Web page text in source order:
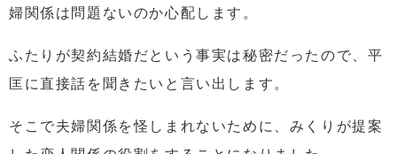
婦関係は問題ないのか心配します。
ふたりが契約結婚だという事実は秘密だったので、平
匡に直接話を聞きたいと言い出します。
そこで夫婦関係を怪しまれないために、みくりが提案